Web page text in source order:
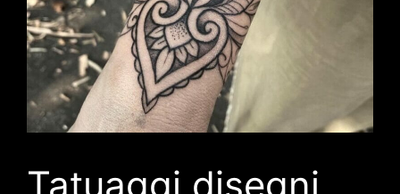
Tatuaggi disegni